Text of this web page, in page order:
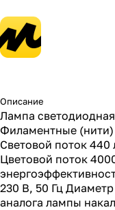
Описание
Лампа
Филаментные (нити)
Световой поток
Цветовой поток
230 В, 50 Гц
аналога лампы